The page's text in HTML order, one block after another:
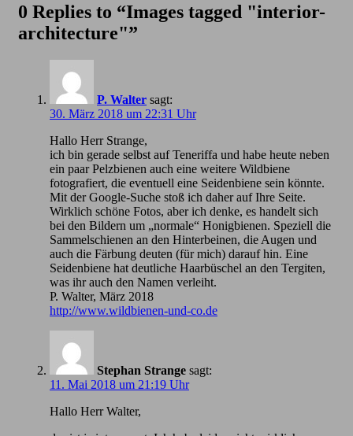
0 Replies to “Images tagged "interior-
architecture"”
P. Walter sagt:
30. März 2018 um 22:31 Uhr
Hallo Herr Strange,
ich bin gerade selbst auf Teneriffa und habe heute neben
ein paar Pelzbienen auch eine weitere Wildbiene
fotografiert, die eventuell eine Seidenbiene sein könnte.
Mit der Google-Suche stoß ich daher auf Ihre Seite.
Wirklich schöne Fotos, aber ich denke, es handelt sich
bei den Bildern um „normale“ Honigbienen. Speziell die
Sammelschienen an den Hinterbeinen, die Augen und
auch die Färbung deuten (für mich) darauf hin. Eine
Seidenbiene hat deutliche Haarbüschel an den Tergiten,
was ihr auch den Namen verleiht.
P. Walter, März 2018
http://www.wildbienen-und-co.de
Stephan Strange sagt:
11. Mai 2018 um 21:19 Uhr
Hallo Herr Walter,